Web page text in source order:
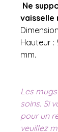
Ne
vaisselle
Hauteur :
mm.
Les
soins. Si
pour un
veuillez